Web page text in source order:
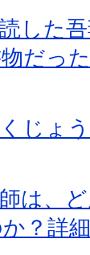
した吾
だっ
じょ
は、
？詳